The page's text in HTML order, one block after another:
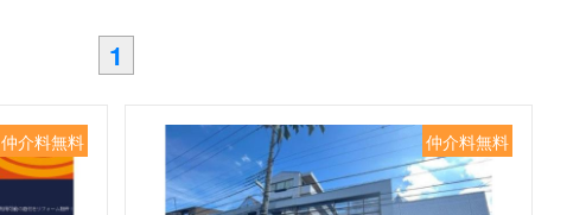
1
仲介料無料 仲介料無料